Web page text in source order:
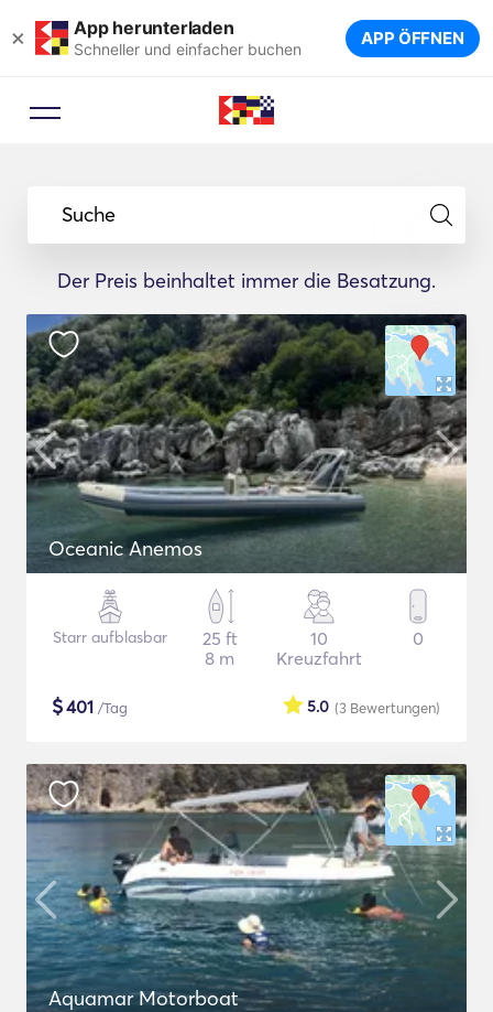
× App herunterladen
Schneller und einfacher buchen APP ÖFFNEN
Suche
Der Preis beinhaltet immer die Besatzung.
Oceanic Anemos
Starr aufblasbar
25 ft
8 m
10
Kreuzfahrt
0
$401 /Tag (3 Bewertungen)
5.0
Aquamar Motorboat